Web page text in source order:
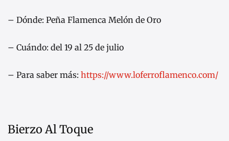
– Dónde: Peña Flamenca Melón de Oro
– Cuándo: del 19 al 25 de julio
– Para saber más: https://www.loferroflamenco.com/
Bierzo Al Toque